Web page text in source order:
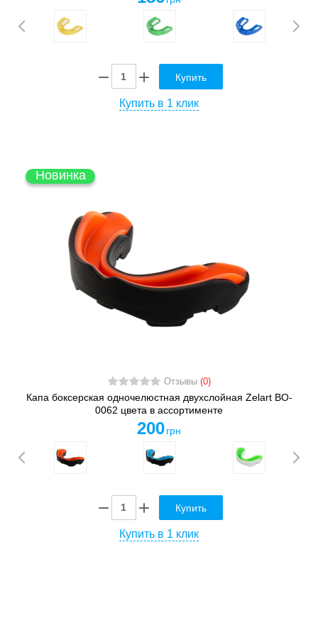
Купить
Купить в 1 клик
Новинка
Отзывы (0)
Капа боксерская одночелюстная двухслойная Zelart BO-
0062 цвета в ассортименте
200 грн
Купить
Купить в 1 клик